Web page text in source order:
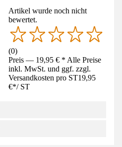
Artikel wurde noch nicht
bewertet.
(0)
Preis — 19,95 € * Alle Preise
inkl. MwSt. und ggf. zzgl.
Versandkosten pro ST19,95
€*/ ST